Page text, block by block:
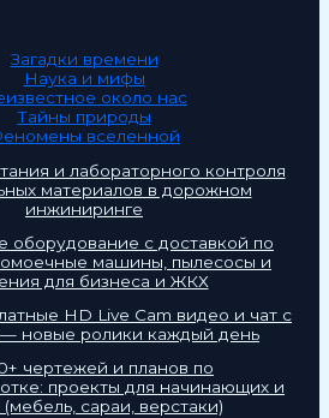
Загадки времени
Наука и мифы
около нас
Тайны природы
вселенной
и лабораторного контроля
материалов в дорожном
инжиниринге
оборудование с доставкой по
машины, пылесосы и
для бизнеса и ЖКХ
HD Live Cam видео и чат с
новые ролики каждый день
чертежей и планов по
проекты для начинающих и
сараи, верстаки)